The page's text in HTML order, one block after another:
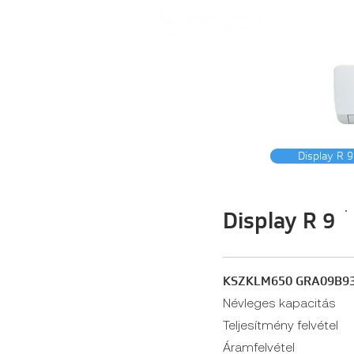
Display R 9
Display R 9
KSZKLM650
Névleges kapacitás
Teljesítmény felvétel
Áramfelvétel